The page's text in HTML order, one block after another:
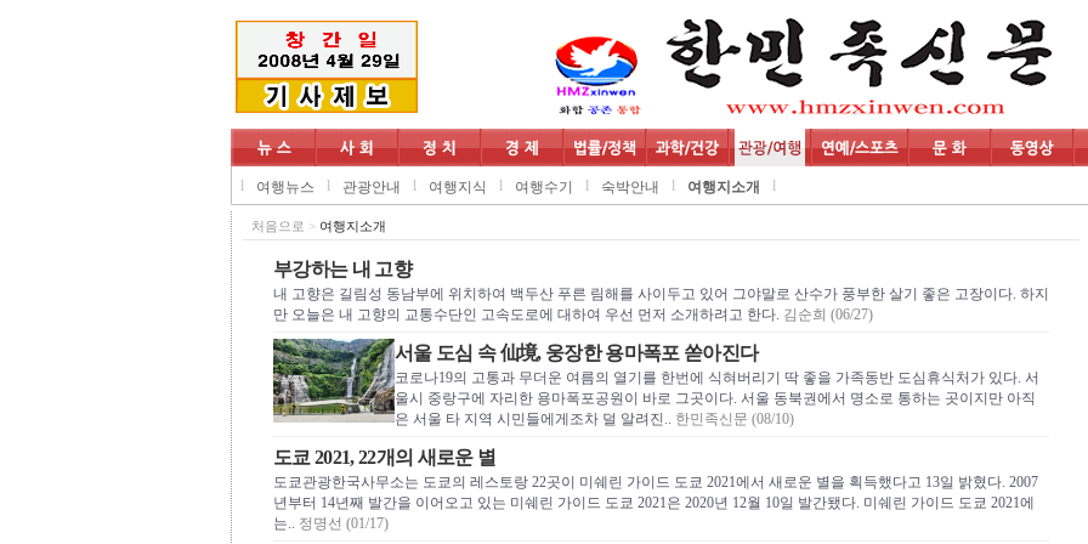
l 여행뉴스 l 관광안내 l 여행지식 l 여행수기 l 숙박안내 l 여행지소개 l
처음으로 > 여행지소개
부강하는 내 고향
내 고향은 길림성 동남부에 위치하여 백두산 푸른 림해를 사이두고 있어 그야말로 산수가 풍부한 살기 좋은 고장이다. 하지
만 오늘은 내 고향의 교통수단인 고속도로에 대하여 우선 먼저 소개하려고 한다. 김순희 (06/27)
서울 도심 속 仙境, 웅장한 용마폭포 쏟아진다
코로나19의 고통과 무더운 여름의 열기를 한번에 식혀버리기 딱 좋을 가족동반 도심휴식처가 있다. 서
울시 중랑구에 자리한 용마폭포공원이 바로 그곳이다. 서울 동북권에서 명소로 통하는 곳이지만 아직
은 서울 타 지역 시민들에게조차 덜 알려진.. 한민족신문 (08/10)
도쿄 2021, 22개의 새로운 별
도쿄관광한국사무소는 도쿄의 레스토랑 22곳이 미쉐린 가이드 도쿄 2021에서 새로운 별을 획득했다고 13일 밝혔다. 2007
년부터 14년째 발간을 이어오고 있는 미쉐린 가이드 도쿄 2021은 2020년 12월 10일 발간됐다. 미쉐린 가이드 도쿄 2021에
는.. 정명선 (01/17)